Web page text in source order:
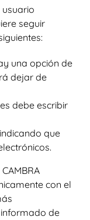
seguir
una opción de
dejar de
debe escribir
indicando que
con el
de